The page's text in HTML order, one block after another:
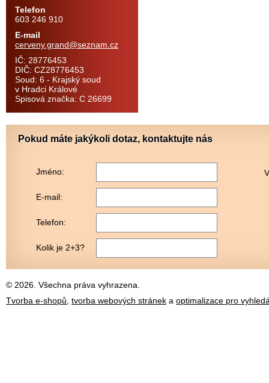
Telefon
603 246 910
E-mail
cerveny.grand@seznam.cz
IČ: 28776453
DIČ: CZ28776453
Soud: 6 - Krajský soud
v Hradci Králové
Spisová značka: C 26699
Pokud máte jakýkoli dotaz, kontaktujte nás
Jméno:
E-mail:
Telefon:
Kolik je 2+3?
© 2026. Všechna práva vyhrazena.
Tvorba e-shopů tvorba webových stránek a optimalizace pro